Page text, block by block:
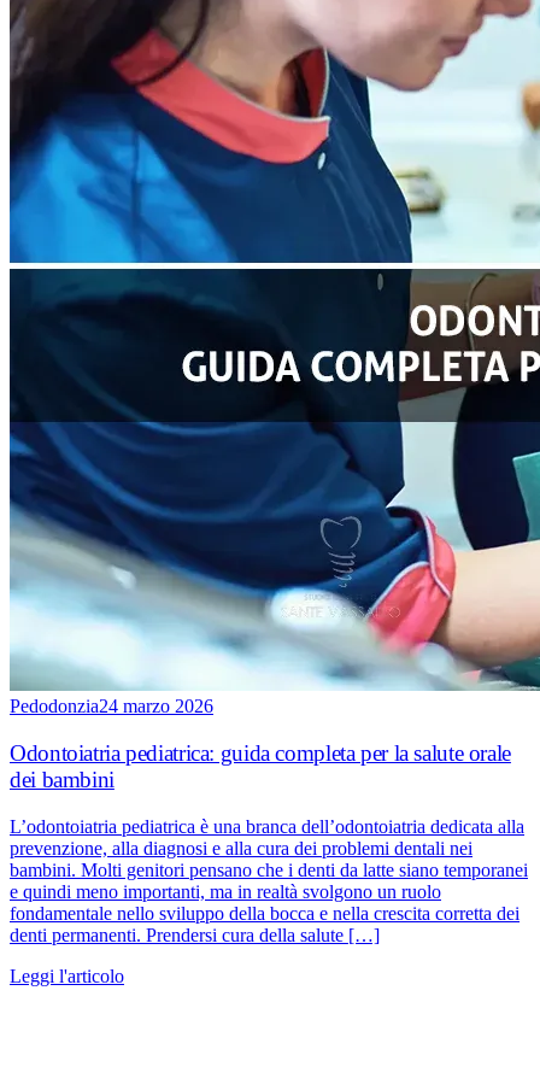
Pedodonzia24 marzo 2026
Odontoiatria pediatrica: guida completa per la salute orale
dei bambini
L’odontoiatria pediatrica è una branca dell’odontoiatria dedicata alla
prevenzione, alla diagnosi e alla cura dei problemi dentali nei
bambini. Molti genitori pensano che i denti da latte siano temporanei
e quindi meno importanti, ma in realtà svolgono un ruolo
fondamentale nello sviluppo della bocca e nella crescita corretta dei
denti permanenti. Prendersi cura della salute […]
Leggi l'articolo